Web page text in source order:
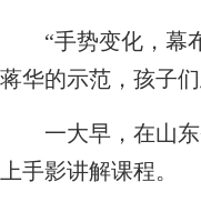
“手势变化，幕布
蒋华的示范，孩子们
一大早，在山东
上手影讲解课程。